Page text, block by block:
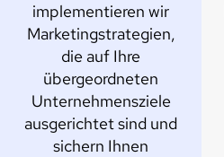
implementieren wir
Marketingstrategien,
die auf Ihre
übergeordneten
Unternehmensziele
ausgerichtet sind und
sichern Ihnen